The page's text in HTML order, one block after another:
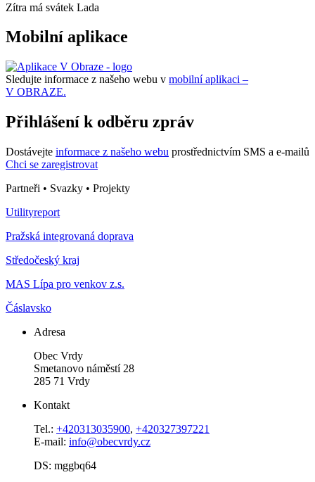
Zítra má svátek Lada
Mobilní aplikace
Sledujte informace z našeho webu v mobilní aplikaci –
V OBRAZE.
Přihlášení k odběru zpráv
Dostávejte informace z našeho webu prostřednictvím SMS a e-mailů
Chci se zaregistrovat
Partneři • Svazky • Projekty
Utilityreport
Pražská integrovaná doprava
Středočeský kraj
MAS Lípa pro venkov z.s.
Čáslavsko
Adresa
Obec Vrdy
Smetanovo náměstí 28
285 71 Vrdy
Kontakt
Tel.: +420313035900, +420327397221
E-mail: info@obecvrdy.cz
DS: mggbq64